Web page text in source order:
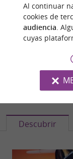
DE ESTE
DE
PARA
Descubrir
Al continuar
cookies de
audiencia .
cuyas